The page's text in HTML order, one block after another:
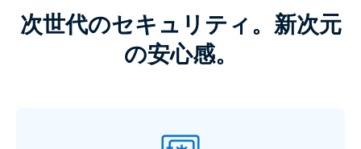
次世代のセキュリティ。新次元
の安心感。